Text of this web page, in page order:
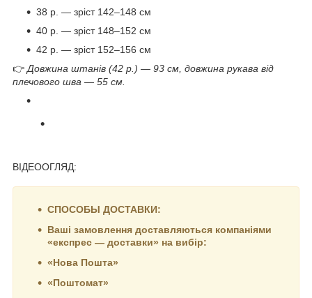
38 р. — зріст 142–148 см
40 р. — зріст 148–152 см
42 р. — зріст 152–156 см
👉 Довжина штанів (42 р.) — 93 см, довжина рукава від
плечового шва — 55 см.
ВІДЕООГЛЯД:
СПОСОБЫ ДОСТАВКИ:
Ваші замовлення доставляються компаніями
«експрес — доставки» на вибір:
«Нова Пошта»
«Поштомат»